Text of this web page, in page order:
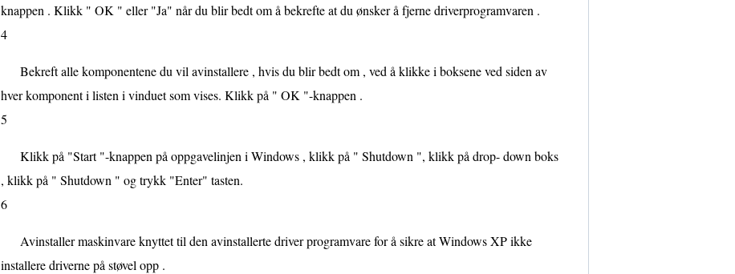
knappen . Klikk " OK " eller "Ja" når du blir bedt om å bekrefte at du ønsker å fjerne driverprogramvaren .
4
Bekreft alle komponentene du vil avinstallere , hvis du blir bedt om , ved å klikke i boksene ved siden av
hver komponent i listen i vinduet som vises. Klikk på " OK "-knappen .
5
Klikk på "Start "-knappen på oppgavelinjen i Windows , klikk på " Shutdown ", klikk på drop- down boks
, klikk på " Shutdown " og trykk "Enter" tasten.
6
Avinstaller maskinvare knyttet til den avinstallerte driver programvare for å sikre at Windows XP ikke
installere driverne på støvel opp .